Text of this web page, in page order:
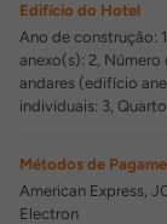
Edifício do Hotel
Ano de construção:
anexo(s): 2,
andares (edifício
individuais: 3,
Métodos de
American Express,
Electron